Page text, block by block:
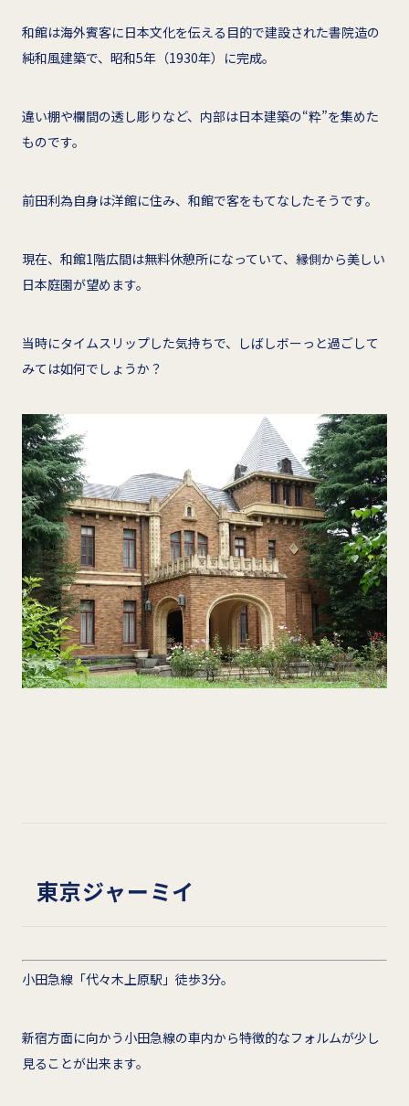
和館は海外賓客に日本文化を伝える目的で建設された書院造の
純和風建築で、昭和5年（1930年）に完成。
違い棚や欄間の透し彫りなど、内部は日本建築の“粋”を集めた
ものです。
前田利為自身は洋館に住み、和館で客をもてなしたそうです。
現在、和館1階広間は無料休憩所になっていて、縁側から美しい
日本庭園が望めます。
当時にタイムスリップした気持ちで、しばしボーっと過ごして
みては如何でしょうか？
東京ジャーミイ
小田急線「代々木上原駅」徒歩3分。
新宿方面に向かう小田急線の車内から特徴的なフォルムが少し
見ることが出来ます。